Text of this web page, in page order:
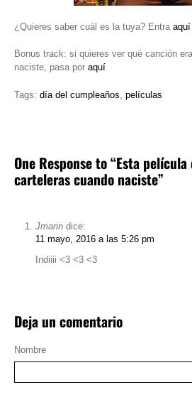
¿Quieres saber cuál es la tuya? Entra aquí
Bonus track: si quieres ver qué canción
naciste, pasa por aquí
Tags: día del cumpleaños películas
One Response to “Esta
carteleras cuando naciste”
Jmarin dice:
11 mayo, 2016 a las 5:26 pm
Indiiii <3 <3 <3
Deja un comentario
Nombre